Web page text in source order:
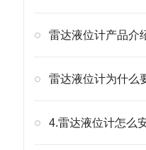
雷达液位计产品介
雷达液位计为什么
4.雷达液位计怎么